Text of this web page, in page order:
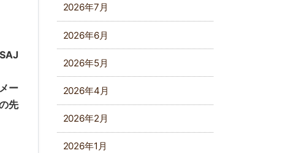
ー
先
2026年7月
2026年6月
2026年5月
2026年4月
2026年2月
2026年1月